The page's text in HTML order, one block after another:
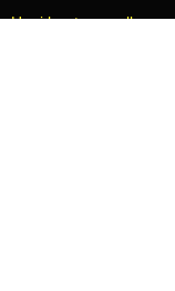
Hoei houten spellen